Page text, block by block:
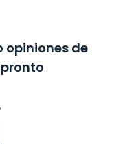
opiniones de